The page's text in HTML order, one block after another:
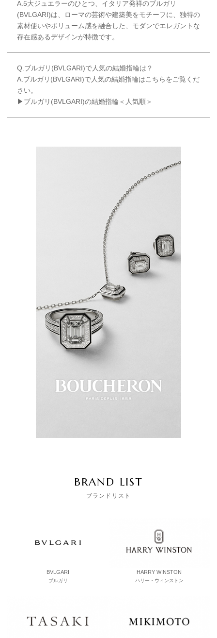
A.5大ジュエラーのひとつ、イタリア発祥のブルガリ
(BVLGARI)は、ローマの芸術や建築美をモチーフに、独特の
素材使いやボリューム感を融合した、モダンでエレガントな
存在感あるデザインが特徴です。
Q.ブルガリ(BVLGARI)で人気の結婚指輪は？
A.ブルガリ(BVLGARI)で人気の結婚指輪はこちらをご覧くだ
さい。
▶ブルガリ(BVLGARI)の結婚指輪＜人気順＞
BRAND LIST
ブランドリスト
BVLGARI
ブルガリ
HARRY WINSTON
ハリー・ウィンストン